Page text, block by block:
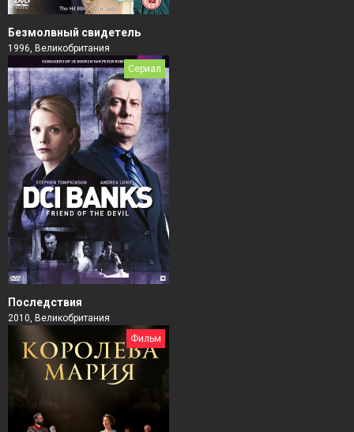
Безмолвный свидетель
1996, Великобритания
Сериал
Последствия
2010, Великобритания
Фильм